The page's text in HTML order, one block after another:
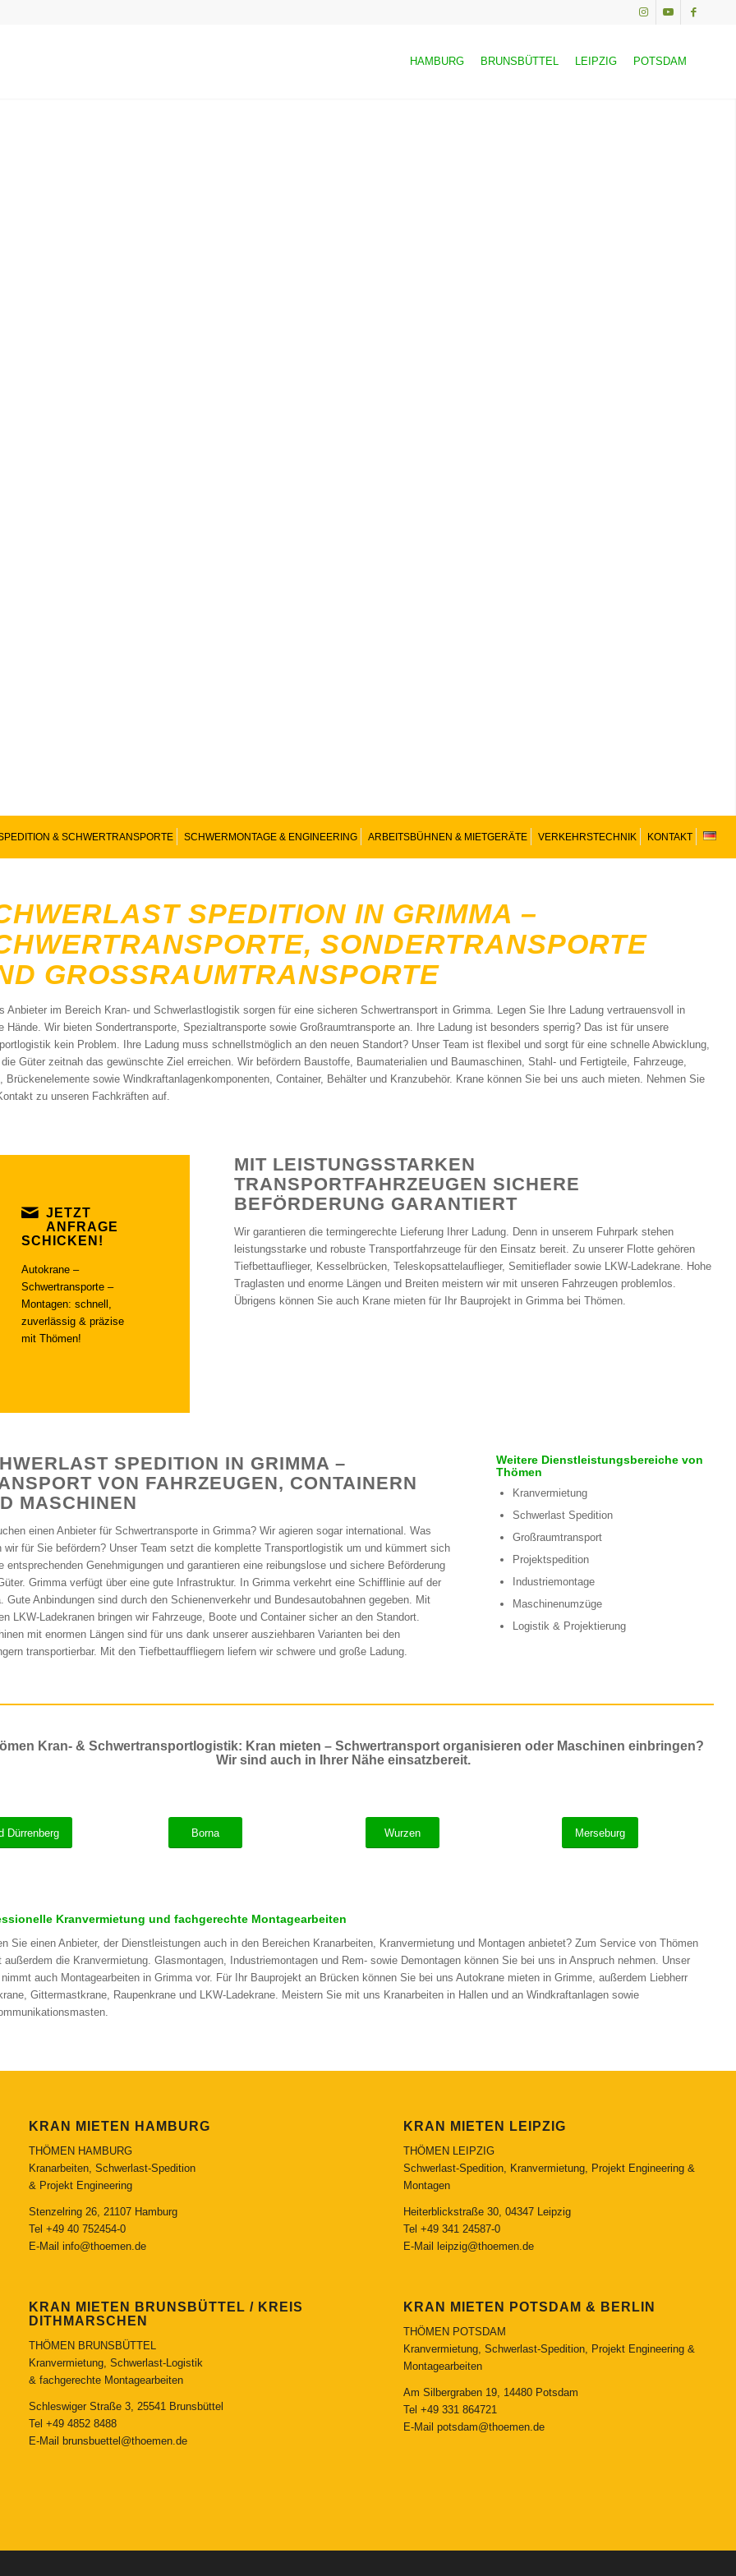
HAMBURG BRUNSBÜTTEL LEIPZIG POTSDAM
& SCHWERTRANSPORTE SCHWERMONTAGE & ENGINEERING ARBEITSBÜHNEN & MIETGERÄTE VERKEHRSTECHNIK KONTAKT
SPEDITION IN GRIMMA –
SONDERTRANSPORTE
GROSSRAUMTRANSPORTE
Anbieter im Bereich Kran- und Schwerlastlogistik sorgen für eine sicheren Schwertransport in Grimma. Legen Sie Ihre Ladung vertrauensvoll in
Hände. Wir bieten Sondertransporte, Spezialtransporte sowie Großraumtransporte an. Ihre Ladung ist besonders sperrig? Das ist für unsere
kein Problem. Ihre Ladung muss schnellstmöglich an den neuen Standort? Unser Team ist flexibel und sorgt für eine schnelle Abwicklung,
Güter zeitnah das gewünschte Ziel erreichen. Wir befördern Baustoffe, Baumaterialien und Baumaschinen, Stahl- und Fertigteile, Fahrzeuge,
Brückenelemente sowie Windkraftanlagenkomponenten, Container, Behälter und Kranzubehör. Krane können Sie bei uns auch mieten. Nehmen Sie
zu unseren Fachkräften auf.
JETZT
ANFRAGE
SCHICKEN!
Autokrane –
Schwertransporte –
Montagen: schnell,
zuverlässig & präzise
mit Thömen!
MIT LEISTUNGSSTARKEN
TRANSPORTFAHRZEUGEN SICHERE
BEFÖRDERUNG GARANTIERT
Wir garantieren die termingerechte Lieferung Ihrer Ladung. Denn in unserem Fuhrpark stehen
leistungsstarke und robuste Transportfahrzeuge für den Einsatz bereit. Zu unserer Flotte gehören
Tiefbettauflieger, Kesselbrücken, Teleskopsattelauflieger, Semitieflader sowie LKW-Ladekrane. Hohe
Traglasten und enorme Längen und Breiten meistern wir mit unseren Fahrzeugen problemlos.
Übrigens können Sie auch Krane mieten für Ihr Bauprojekt in Grimma bei Thömen.
SPEDITION IN GRIMMA –
VON FAHRZEUGEN, CONTAINERN
MASCHINEN
einen Anbieter für Schwertransporte in Grimma? Wir agieren sogar international. Was
wir für Sie befördern? Unser Team setzt die komplette Transportlogistik um und kümmert sich
entsprechenden Genehmigungen und garantieren eine reibungslose und sichere Beförderung
Grimma verfügt über eine gute Infrastruktur. In Grimma verkehrt eine Schifflinie auf der
Gute Anbindungen sind durch den Schienenverkehr und Bundesautobahnen gegeben. Mit
LKW-Ladekranen bringen wir Fahrzeuge, Boote und Container sicher an den Standort.
mit enormen Längen sind für uns dank unserer ausziehbaren Varianten bei den
transportierbar. Mit den Tiefbettauffliegern liefern wir schwere und große Ladung.
Weitere Dienstleistungsbereiche von
Thömen
Kranvermietung
Schwerlast Spedition
Großraumtransport
Projektspedition
Industriemontage
Maschinenumzüge
Logistik & Projektierung
Kran- & Schwertransportlogistik: Kran mieten – Schwertransport organisieren oder Maschinen einbringen?
Wir sind auch in Ihrer Nähe einsatzbereit.
Dürrenberg Borna Wurzen Merseburg
Kranvermietung und fachgerechte Montagearbeiten
Sie einen Anbieter, der Dienstleistungen auch in den Bereichen Kranarbeiten, Kranvermietung und Montagen anbietet? Zum Service von Thömen
außerdem die Kranvermietung. Glasmontagen, Industriemontagen und Rem- sowie Demontagen können Sie bei uns in Anspruch nehmen. Unser
auch Montagearbeiten in Grimma vor. Für Ihr Bauprojekt an Brücken können Sie bei uns Autokrane mieten in Grimme, außerdem Liebherr
Gittermastkrane, Raupenkrane und LKW-Ladekrane. Meistern Sie mit uns Kranarbeiten in Hallen und an Windkraftanlagen sowie
KRAN MIETEN HAMBURG
THÖMEN HAMBURG
Kranarbeiten, Schwerlast-Spedition
& Projekt Engineering
Stenzelring 26, 21107 Hamburg
Tel +49 40 752454-0
E-Mail info@thoemen.de
KRAN MIETEN BRUNSBÜTTEL / KREIS
DITHMARSCHEN
THÖMEN BRUNSBÜTTEL
Kranvermietung, Schwerlast-Logistik
& fachgerechte Montagearbeiten
Schleswiger Straße 3, 25541 Brunsbüttel
Tel +49 4852 8488
E-Mail brunsbuettel@thoemen.de
KRAN MIETEN LEIPZIG
THÖMEN LEIPZIG
Schwerlast-Spedition, Kranvermietung, Projekt Engineering &
Montagen
Heiterblickstraße 30, 04347 Leipzig
Tel +49 341 24587-0
E-Mail
leipzig@thoemen.de
KRAN MIETEN POTSDAM & BERLIN
THÖMEN POTSDAM
Kranvermietung, Schwerlast-Spedition, Projekt Engineering &
Montagearbeiten
Am Silbergraben 19, 14480 Potsdam
Tel +49 331 864721
E-Mail potsdam@thoemen.de